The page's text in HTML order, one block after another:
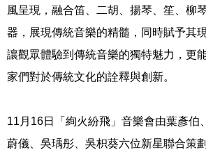
風呈現，融合笛、二胡、揚琴、笙、柳
器，展現傳統音樂的精髓，同時賦予其
讓觀眾體驗到傳統音樂的獨特魅力，更
家們對於傳統文化的詮釋與創新。
11月16日「絢火紛飛」音樂會由葉彥伯
蔚儀、吳瑀彤、吳枳葵六位新星聯合策